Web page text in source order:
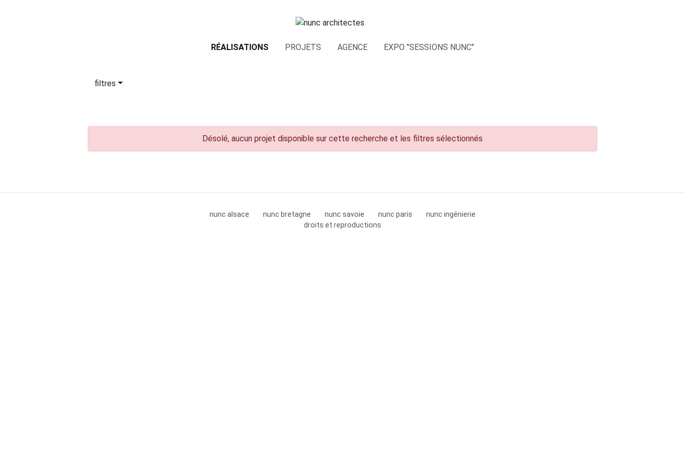
RÉALISATIONS PROJETS AGENCE EXPO "SESSIONS NUNC"
filtres
Désolé, aucun projet disponible sur cette recherche et les filtres sélectionnés
nunc alsace nunc bretagne nunc savoie nunc paris
nunc ingénierie
droits et reproductions